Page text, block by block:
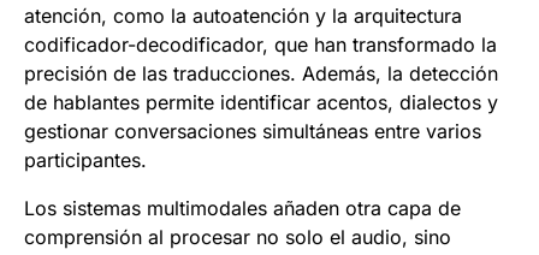
atención, como la autoatención y la arquitectura
codificador-decodificador, que han transformado la
precisión de las traducciones. Además, la detección
de hablantes permite identificar acentos, dialectos y
gestionar conversaciones simultáneas entre varios
participantes.
Los sistemas multimodales añaden otra capa de
comprensión al procesar no solo el audio, sino